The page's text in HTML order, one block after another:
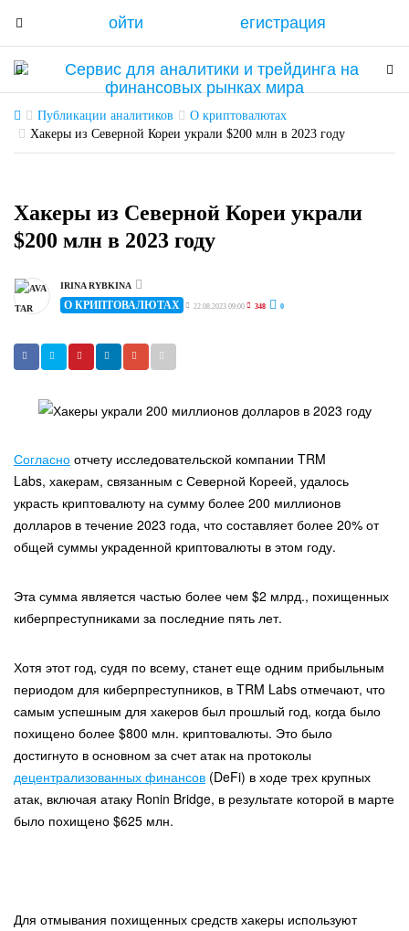
T
o
g
l
e
n
i
g
t
i
ойти егистрация
T
o
g
g
l
a
v
g
a
T
o
l
Публикации аналитиков
О криптовалютах
Хакеры из Северной Кореи украли $200 млн в 2023 году
Хакеры из Северной Кореи украли
$200 млн в 2023 году
IRINA RYBKINA
О КРИПТОВАЛЮТАХ 22.08.2023 09:00 348 0
Согласно отчету исследовательской компании TRM
Labs, хакерам, связанным с Северной Кореей, удалось
украсть криптовалюту на сумму более 200 миллионов
долларов в течение 2023 года, что составляет более 20% от
общей суммы украденной криптовалюты в этом году.
Эта сумма является частью более чем $2 млрд., похищенных
киберпреступниками за последние пять лет.
Хотя этот год, судя по всему, станет еще одним прибыльным
периодом для киберпреступников, в TRM Labs отмечают, что
самым успешным для хакеров был прошлый год, когда было
похищено более $800 млн. криптовалюты. Это было
достигнуто в основном за счет атак на протоколы
децентрализованных финансов (DeFi) в ходе трех крупных
атак, включая атаку Ronin Bridge, в результате которой в марте
было похищено $625 млн.
Для отмывания похищенных средств хакеры используют